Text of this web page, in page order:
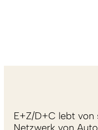
E+Z/D+C lebt von